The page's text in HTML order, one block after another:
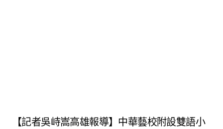
【記者吳峙嵩高雄報導】中華藝校附設雙語小